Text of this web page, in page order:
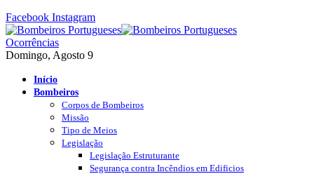
Facebook Instagram
Ocorrências
Domingo, Agosto 9
Início
Bombeiros
Corpos de Bombeiros
Missão
Tipo de Meios
Legislação
Legislação Estruturante
Segurança contra Incêndios em Edificios